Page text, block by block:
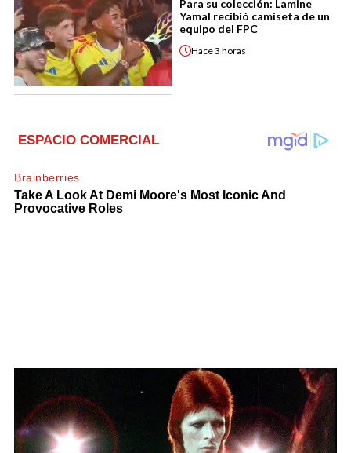
Para su colección: Lamine
Yamal recibió camiseta de un
equipo del FPC
Hace3 horas